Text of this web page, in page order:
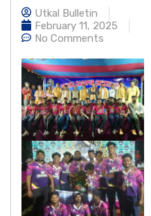
Utkal Bulletin
February 11, 2025
No Comments